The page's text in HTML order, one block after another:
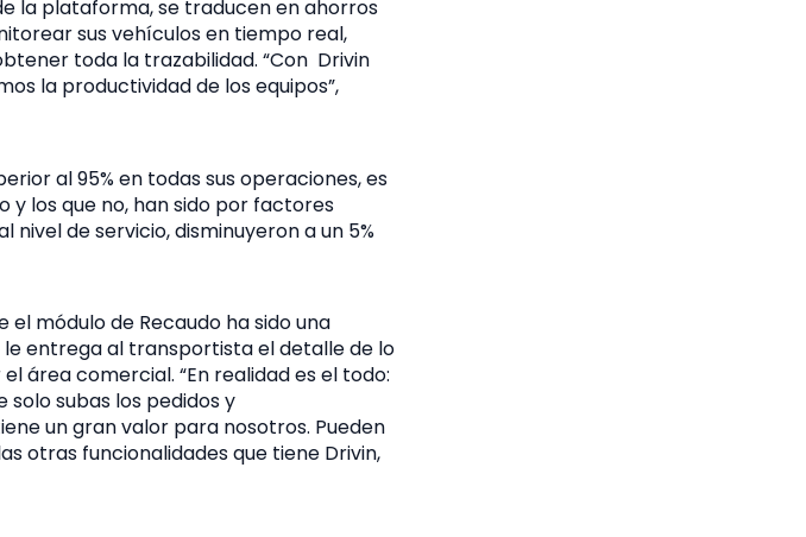
la plataforma, se traducen en ahorros
sus vehículos en tiempo real,
toda la trazabilidad. “Con Drivin
la productividad de los equipos”,
al 95% en todas sus operaciones, es
y los que no, han sido por factores
de servicio, disminuyeron a un 5%
el módulo de Recaudo ha sido una
entrega al transportista el detalle de lo
área comercial. “En realidad es el todo:
solo subas los pedidos y
un gran valor para nosotros. Pueden
otras funcionalidades que tiene Drivin,